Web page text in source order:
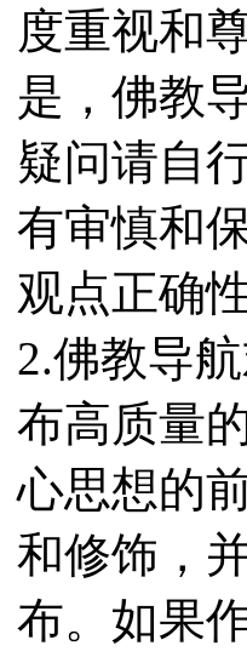
度重视和
是，佛教
疑问请自
有审慎和
观点正确
2.佛教导
布高质量
心思想的
和修饰，
布。如果